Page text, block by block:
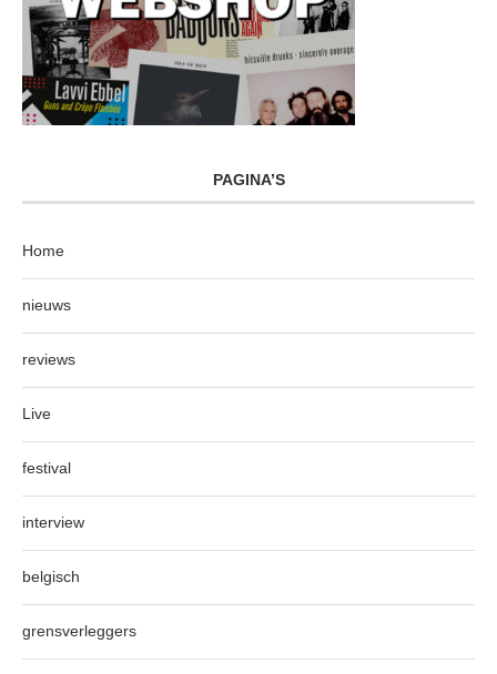
PAGINA’S
Home
nieuws
reviews
Live
festival
interview
belgisch
grensverleggers